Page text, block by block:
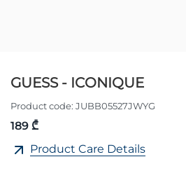
GUESS - ICONIQUE
Product code: JUBB05527JWYG
189 ₾
Product Care Details